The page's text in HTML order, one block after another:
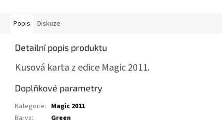
Popis Diskuze
Detailní popis produktu
Kusová karta z edice Magic 2011.
Doplňkové parametry
Kategorie: Magic 2011